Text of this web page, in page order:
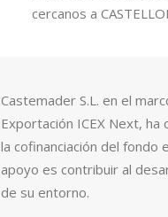
cercanos a
Castemader S.L. en el
Exportación ICEX Next, ha
la cofinanciación del fondo
apoyo es contribuir al
de su entorno.